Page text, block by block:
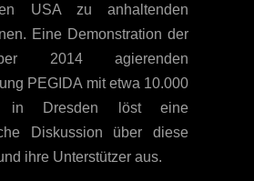
USA zu anhaltenden
Eine Demonstration der
2014 agierenden
PEGIDA mit etwa 10.000
in Dresden löst eine
Diskussion über diese
ihre Unterstützer aus.